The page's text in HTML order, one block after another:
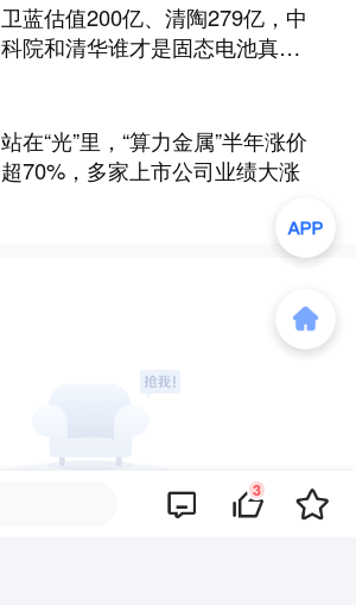
卫蓝估值200亿、清陶279亿，中
科院和清华谁才是固态电池真正
站在“光”里，“算力金属”半年涨价
超70%，多家上市公司业绩大涨
3